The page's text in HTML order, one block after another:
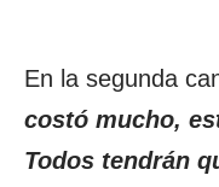
En la segunda
costó mucho,
Todos tendrán